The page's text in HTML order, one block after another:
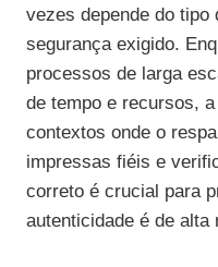
vezes depende do tipo
segurança exigido.
processos de larga
de tempo e recursos,
contextos onde o
impressas fiéis e
correto é crucial para
autenticidade é de alta